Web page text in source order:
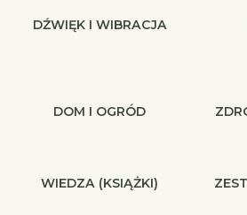
DŹWIĘK I WIBRACJA
DOM I OGRÓD
WIEDZA (KSIĄŻKI)